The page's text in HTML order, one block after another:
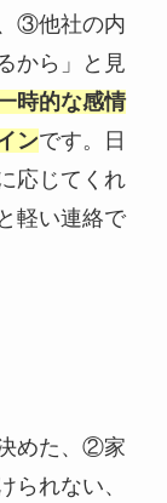
③他社の内
から」と見
時的な感情
ンです。日
応じてくれ
軽い連絡で
めた、②家
られない、